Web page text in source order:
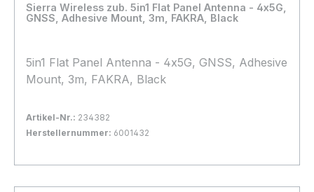
Sierra Wireless zub. 5in1 Flat Panel Antenna - 4x5G,
GNSS, Adhesive Mount, 3m, FAKRA, Black
5in1 Flat Panel Antenna - 4x5G, GNSS, Adhesive
Mount, 3m, FAKRA, Black
Artikel-Nr.: 234382
Herstellernummer: 6001432
In den Warenkorb